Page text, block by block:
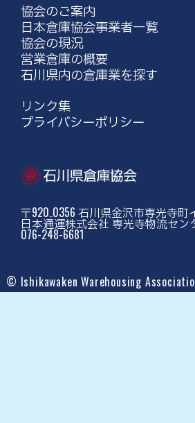
協会のご案内
日本倉庫協会事業者一覧
協会の現況
営業倉庫の概要
石川県内の倉庫業を探す
リンク集
プライバシーポリシー
〒920₋0356 石川県金沢市専光寺町
日本通運株式会社 専光寺物流セン
076-248-6681
© Ishikawaken Warehousing